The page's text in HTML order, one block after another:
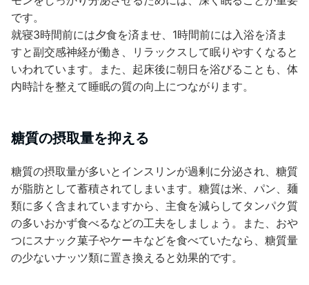
です。
就寝3時間前には夕食を済ませ、1時間前には入浴を済ま
すと副交感神経が働き、リラックスして眠りやすくなると
いわれています。また、起床後に朝日を浴びることも、体
内時計を整えて睡眠の質の向上につながります。
糖質の摂取量を抑える
糖質の摂取量が多いとインスリンが過剰に分泌され、糖質
が脂肪として蓄積されてしまいます。糖質は米、パン、麺
類に多く含まれていますから、主食を減らしてタンパク質
の多いおかず食べるなどの工夫をしましょう。また、おや
つにスナック菓子やケーキなどを食べていたなら、糖質量
の少ないナッツ類に置き換えると効果的です。